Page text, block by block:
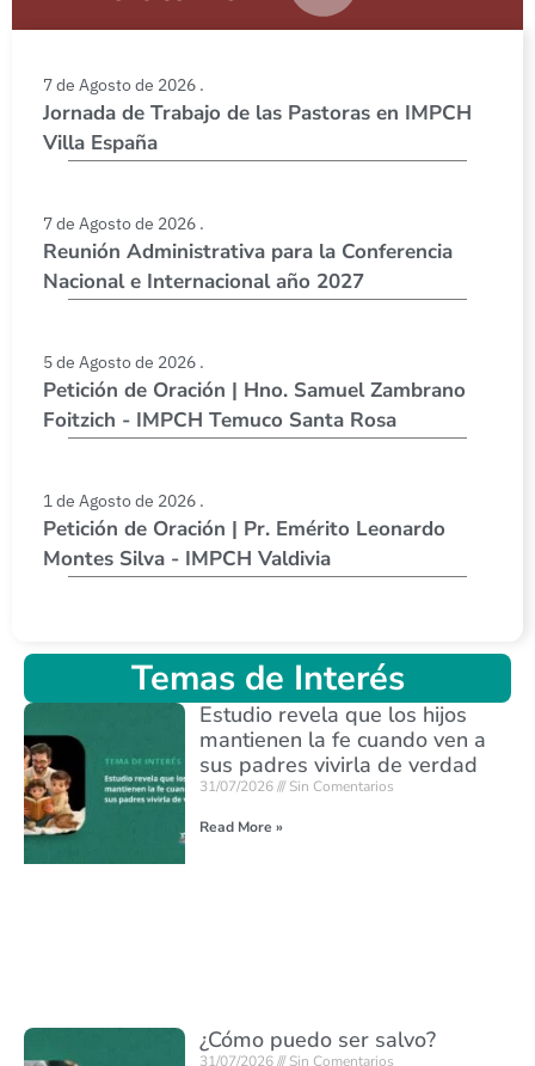
7 de Agosto de 2026 .
Jornada de Trabajo de las Pastoras en IMPCH
Villa España
7 de Agosto de 2026 .
Reunión Administrativa para la Conferencia
Nacional e Internacional año 2027
5 de Agosto de 2026 .
Petición de Oración | Hno. Samuel Zambrano
Foitzich - IMPCH Temuco Santa Rosa
1 de Agosto de 2026 .
Petición de Oración | Pr. Emérito Leonardo
Montes Silva - IMPCH Valdivia
Temas de Interés
Estudio revela que los hijos
mantienen la fe cuando ven a
sus padres vivirla de verdad
31/07/2026 Sin Comentarios
Read More »
¿Cómo puedo ser salvo?
31/07/2026 Sin Comentarios